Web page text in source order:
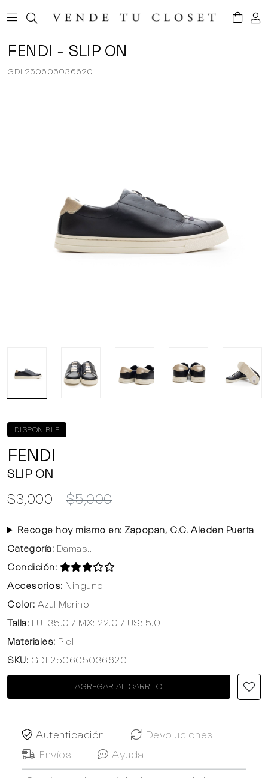
FENDI - SLIP ON
GDL250605036620
DISPONIBLE
FENDI
SLIP ON
$3,000 $5,000
Recoge hoy mismo en: Zapopan, C.C. Aleden Puerta
Categoría: Damas..
Condición:
Accesorios: Ninguno
Color: Azul Marino
Talla: EU: 35.0 / MX: 22.0 / US: 5.0
Materiales: Piel
SKU: GDL250605036620
AGREGAR AL CARRITO
Autenticación
Devoluciones
Envíos
Ayuda